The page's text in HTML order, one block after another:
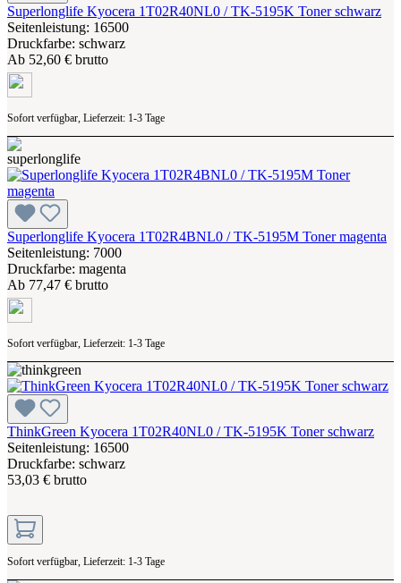
Superlonglife Kyocera 1T02R40NL0 / TK-5195K Toner schwarz
Seitenleistung: 16500
Druckfarbe: schwarz
Ab 52,60 € brutto
Sofort verfügbar, Lieferzeit: 1-3 Tage
Superlonglife Kyocera 1T02R4BNL0 / TK-5195M Toner magenta
Seitenleistung: 7000
Druckfarbe: magenta
Ab 77,47 € brutto
Sofort verfügbar, Lieferzeit: 1-3 Tage
ThinkGreen Kyocera 1T02R40NL0 / TK-5195K Toner schwarz
Seitenleistung: 16500
Druckfarbe: schwarz
53,03 € brutto
Sofort verfügbar, Lieferzeit: 1-3 Tage